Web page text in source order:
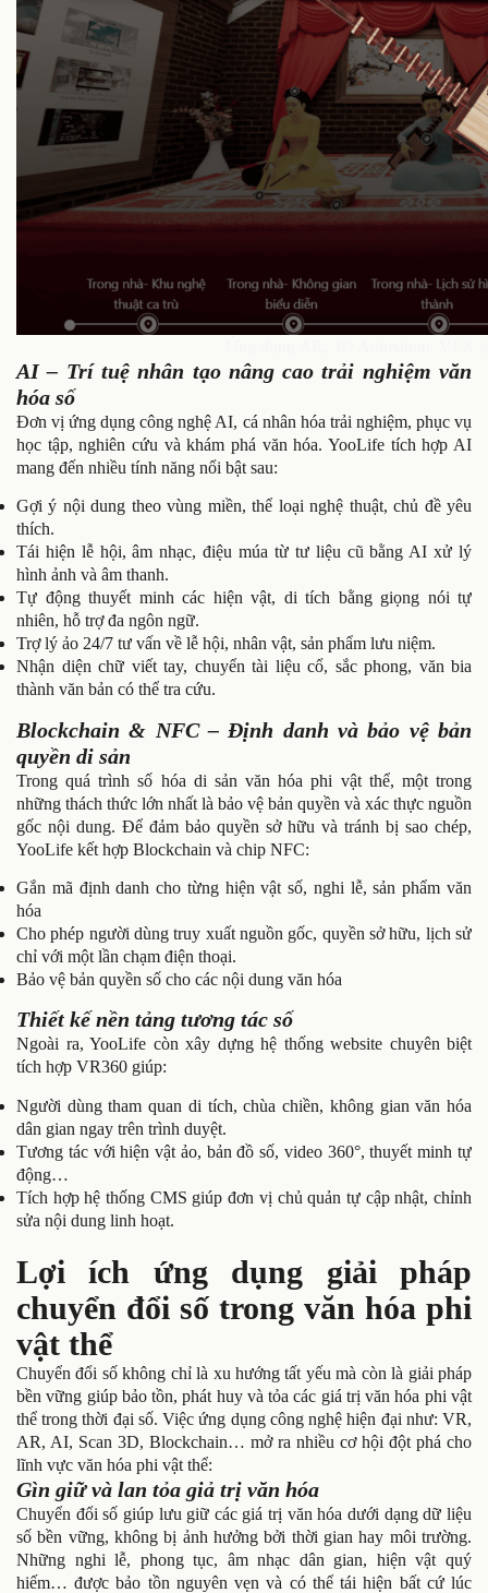
AI – Trí tuệ nhân tạo nâng cao trải nghiệm văn
hóa số
Đơn vị ứng dụng công nghệ AI, cá nhân hóa trải nghiệm, phục vụ
học tập, nghiên cứu và khám phá văn hóa. YooLife tích hợp AI
mang đến nhiều tính năng nổi bật sau:
Gợi ý nội dung theo vùng miền, thể loại nghệ thuật, chủ đề yêu
thích.
Tái hiện lễ hội, âm nhạc, điệu múa từ tư liệu cũ bằng AI xử lý
hình ảnh và âm thanh.
Tự động thuyết minh các hiện vật, di tích bằng giọng nói tự
nhiên, hỗ trợ đa ngôn ngữ.
Trợ lý ảo 24/7 tư vấn về lễ hội, nhân vật, sản phẩm lưu niệm.
Nhận diện chữ viết tay, chuyển tài liệu cổ, sắc phong, văn bia
thành văn bản có thể tra cứu.
Blockchain & NFC – Định danh và bảo vệ bản
quyền di sản
Trong quá trình số hóa di sản văn hóa phi vật thể, một trong
những thách thức lớn nhất là bảo vệ bản quyền và xác thực nguồn
gốc nội dung. Để đảm bảo quyền sở hữu và tránh bị sao chép,
YooLife kết hợp Blockchain và chip NFC:
Gắn mã định danh cho từng hiện vật số, nghi lễ, sản phẩm văn
hóa
Cho phép người dùng truy xuất nguồn gốc, quyền sở hữu, lịch sử
chỉ với một lần chạm điện thoại.
Bảo vệ bản quyền số cho các nội dung văn hóa
Thiết kế nền tảng tương tác số
Ngoài ra, YooLife còn xây dựng hệ thống website chuyên biệt
tích hợp VR360 giúp:
Người dùng tham quan di tích, chùa chiền, không gian văn hóa
dân gian ngay trên trình duyệt.
Tương tác với hiện vật ảo, bản đồ số, video 360°, thuyết minh tự
động…
Tích hợp hệ thống CMS giúp đơn vị chủ quản tự cập nhật, chỉnh
sửa nội dung linh hoạt.
Lợi ích ứng dụng giải pháp
chuyển đổi số trong văn hóa phi
vật thể
Chuyển đổi số không chỉ là xu hướng tất yếu mà còn là giải pháp
bền vững giúp bảo tồn, phát huy và tỏa các giá trị văn hóa phi vật
thể trong thời đại số. Việc ứng dụng công nghệ hiện đại như: VR,
AR, AI, Scan 3D, Blockchain… mở ra nhiều cơ hội đột phá cho
lĩnh vực văn hóa phi vật thể:
Gìn giữ và lan tỏa giả trị văn hóa
Chuyển đổi số giúp lưu giữ các giá trị văn hóa dưới dạng dữ liệu
số bền vững, không bị ảnh hưởng bởi thời gian hay môi trường.
Những nghi lễ, phong tục, âm nhạc dân gian, hiện vật quý
hiếm… được bảo tồn nguyên vẹn và có thể tái hiện bất cứ lúc